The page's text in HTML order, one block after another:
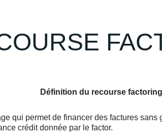
Définition du recourse factoring
qui permet de financer des factures sans
crédit donnée par le factor.